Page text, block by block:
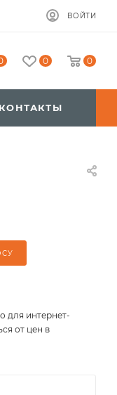
ВОЙТИ
0 0
КОНТАКТЫ
для интернет-
от цен в